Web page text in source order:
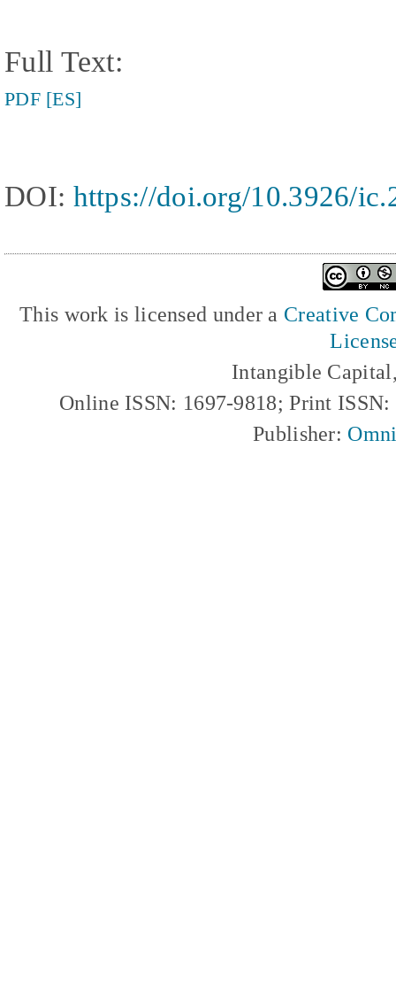
Full Text:
PDF [ES]
DOI: https://doi.org/10.3926/
This work is licensed under a Creative
Intangible
Online ISSN: 1697-9818; Print
Publisher: